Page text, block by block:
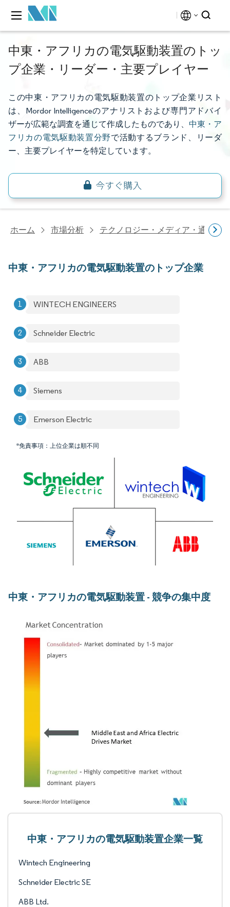
中東・アフリカの電気駆動装置のトッ
プ企業・リーダー・主要プレイヤー
この中東・アフリカの電気駆動装置のトップ企業リスト
は、Mordor Intelligenceのアナリストおよび専門アドバイ
ザーが広範な調査を通じて作成したものであり、 中東・ア
フリカの電気駆動装置分野で活動するブランド、リーダ
ー、主要プレイヤーを特定しています。
ホーム 市場分析 テクノロジー・メディア・通信研
中東・アフリカの電気駆動装置のトップ企業
WINTECH ENGINEERS
Schneider Electric
ABB
Siemens
Emerson Electric
*免責事項：上位企業は順不同
中東・アフリカの電気駆動装置 - 競争の集中度
中東・アフリカの電気駆動装置企業一覧
Wintech Engineering
Schneider Electric SE
ABB Ltd.